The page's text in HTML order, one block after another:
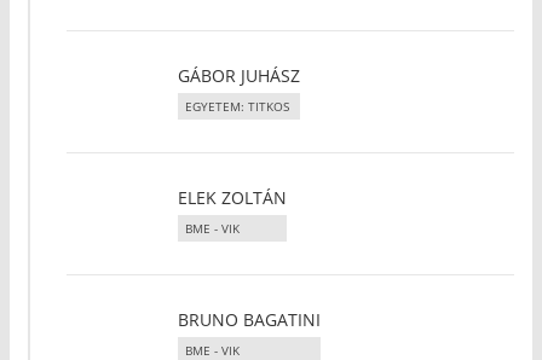
GÁBOR JUHÁSZ
EGYETEM: TITKOS
ELEK ZOLTÁN
BME - VIK
BRUNO BAGATINI
BME - VIK